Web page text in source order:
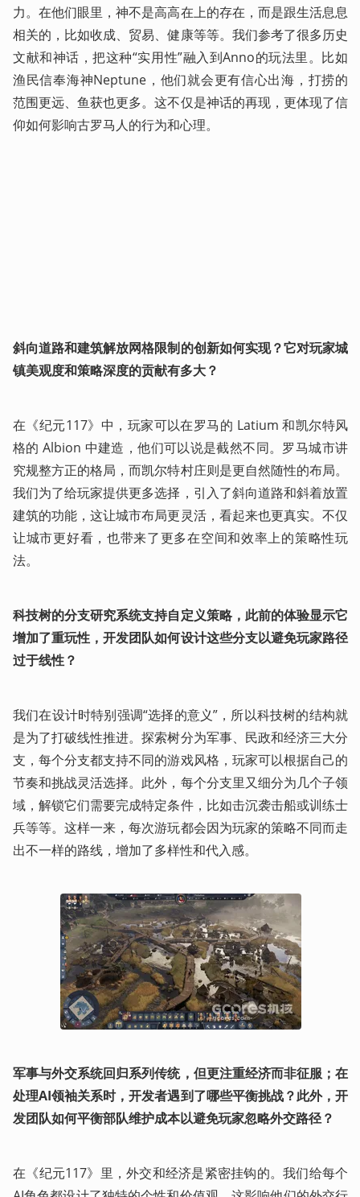
力。在他们眼里，神不是高高在上的存在，而是跟生活息息
相关的，比如收成、贸易、健康等等。我们参考了很多历史
文献和神话，把这种“实用性”融入到Anno的玩法里。比如
渔民信奉海神Neptune，他们就会更有信心出海，打捞的
范围更远、鱼获也更多。这不仅是神话的再现，更体现了信
仰如何影响古罗马人的行为和心理。
斜向道路和建筑解放网格限制的创新如何实现？它对玩家城
镇美观度和策略深度的贡献有多大？
在《纪元117》中，玩家可以在罗马的 Latium 和凯尔特风
格的 Albion 中建造，他们可以说是截然不同。罗马城市讲
究规整方正的格局，而凯尔特村庄则是更自然随性的布局。
我们为了给玩家提供更多选择，引入了斜向道路和斜着放置
建筑的功能，这让城市布局更灵活，看起来也更真实。不仅
让城市更好看，也带来了更多在空间和效率上的策略性玩
法。
科技树的分支研究系统支持自定义策略，此前的体验显示它
增加了重玩性，开发团队如何设计这些分支以避免玩家路径
过于线性？
我们在设计时特别强调“选择的意义”，所以科技树的结构就
是为了打破线性推进。探索树分为军事、民政和经济三大分
支，每个分支都支持不同的游戏风格，玩家可以根据自己的
节奏和挑战灵活选择。此外，每个分支里又细分为几个子领
域，解锁它们需要完成特定条件，比如击沉袭击船或训练士
兵等等。这样一来，每次游玩都会因为玩家的策略不同而走
出不一样的路线，增加了多样性和代入感。
军事与外交系统回归系列传统，但更注重经济而非征服；在
处理AI领袖关系时，开发者遇到了哪些平衡挑战？此外，开
发团队如何平衡部队维护成本以避免玩家忽略外交路径？
在《纪元117》里，外交和经济是紧密挂钩的。我们给每个